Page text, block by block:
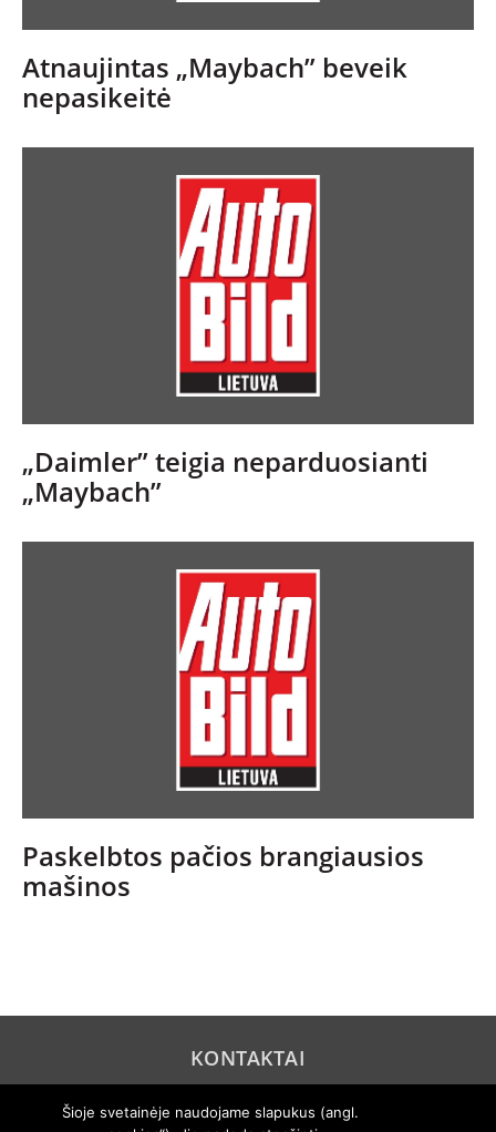
Atnaujintas „Maybach” beveik
nepasikeitė
„Daimler” teigia neparduosianti
„Maybach”
Paskelbtos pačios brangiausios
mašinos
KONTAKTAI
Šioje svetainėje naudojame slapukus (angl.